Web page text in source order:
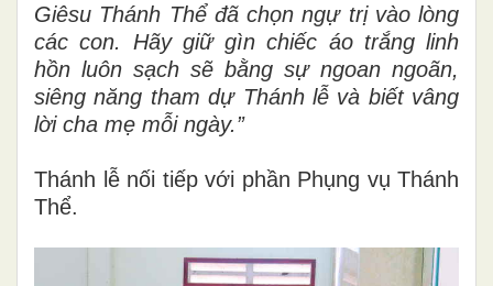
Giêsu Thánh Thể đã chọn ngự trị vào lòng
các con. Hãy giữ gìn chiếc áo trắng linh
hồn luôn sạch sẽ bằng sự ngoan ngoãn,
siêng năng tham dự Thánh lễ và biết vâng
lời cha mẹ mỗi ngày.”
Thánh lễ nối tiếp với phần Phụng vụ Thánh
Thể.